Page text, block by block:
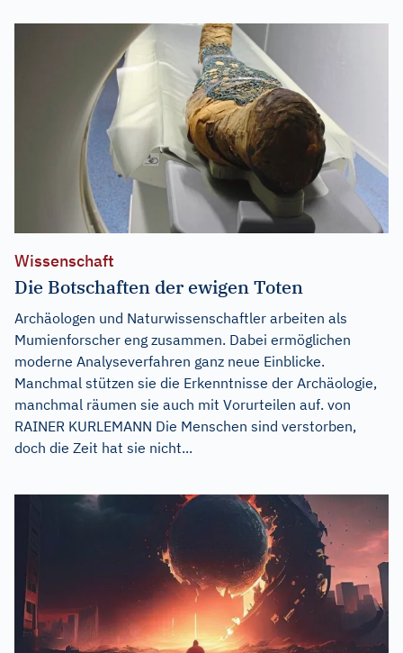
Wissenschaft
Die Botschaften der ewigen Toten
Archäologen und Naturwissenschaftler arbeiten als
Mumienforscher eng zusammen. Dabei ermöglichen
moderne Analyseverfahren ganz neue Einblicke.
Manchmal stützen sie die Erkenntnisse der Archäologie,
manchmal räumen sie auch mit Vorurteilen auf. von
RAINER KURLEMANN Die Menschen sind verstorben,
doch die Zeit hat sie nicht...